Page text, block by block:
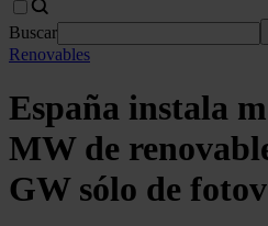
Buscar
Renovables
España instala
MW de
GW sólo de